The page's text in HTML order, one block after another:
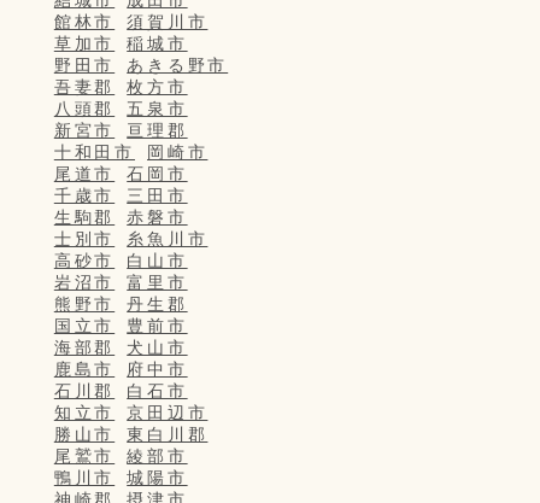
館林市
須賀川市
草加市
稲城市
野田市
あきる野市
吾妻郡
枚方市
八頭郡
五泉市
新宮市
亘理郡
十和田市
岡崎市
尾道市
石岡市
千歳市
三田市
生駒郡
赤磐市
士別市
糸魚川市
高砂市
白山市
岩沼市
富里市
熊野市
丹生郡
国立市
豊前市
海部郡
犬山市
鹿島市
府中市
石川郡
白石市
知立市
京田辺市
勝山市
東白川郡
尾鷲市
綾部市
鴨川市
城陽市